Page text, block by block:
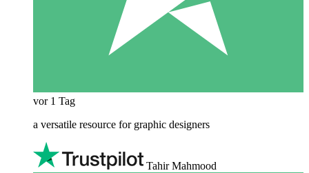
vor 1 Tag
a versatile resource for graphic designers
Tahir Mahmood